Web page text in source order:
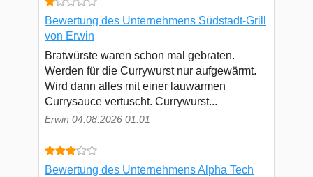
Bewertung des Unternehmens Südstadt-Grill
von Erwin
Bratwürste waren schon mal gebraten.
Werden für die Currywurst nur aufgewärmt.
Wird dann alles mit einer lauwarmen
Currysauce vertuscht. Currywurst...
Erwin 04.08.2026 01:01
Bewertung des Unternehmens Alpha Tech